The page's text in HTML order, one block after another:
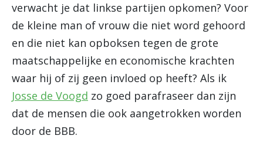
verwacht je dat linkse partijen opkomen? Voor
de kleine man of vrouw die niet word gehoord
en die niet kan opboksen tegen de grote
maatschappelijke en economische krachten
waar hij of zij geen invloed op heeft? Als ik
Josse de Voogd zo goed parafraseer dan zijn
dat de mensen die ook aangetrokken worden
door de BBB.